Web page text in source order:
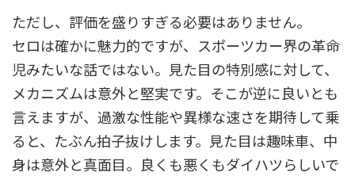
ただし、評価を盛りすぎる必要はありません。
セロは確かに魅力的ですが、スポーツカー界の革命
児みたいな話ではない。見た目の特別感に対して、
メカニズムは意外と堅実です。そこが逆に良いとも
言えますが、過激な性能や異様な速さを期待して乗
ると、たぶん拍子抜けします。見た目は趣味車、中
身は意外と真面目。良くも悪くもダイハツらしいで